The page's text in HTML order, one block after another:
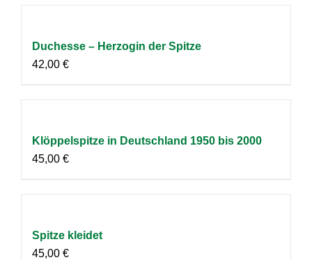
Duchesse – Herzogin der Spitze
42,00 €
Klöppelspitze in Deutschland 1950 bis 2000
45,00 €
Spitze kleidet
45,00 €